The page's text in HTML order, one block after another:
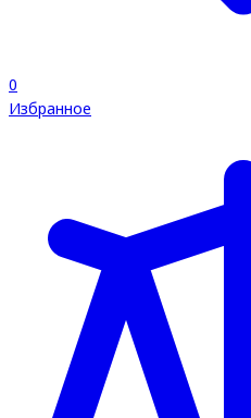
0
Избранное